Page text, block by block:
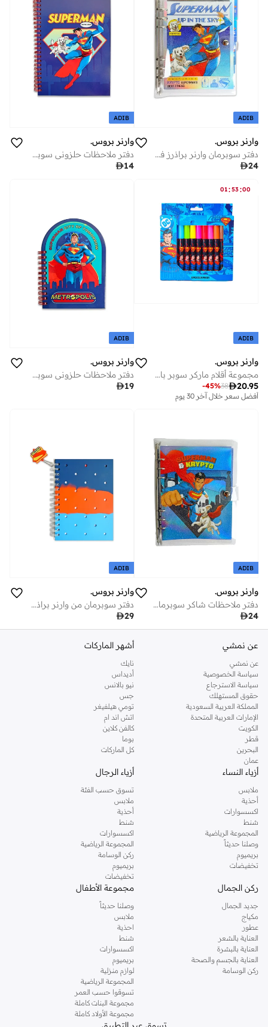
ADIB
وارنر بروس.
دفتر سوبرمان وارنر براذرز في السماء
24
ADIB
وارنر بروس.
دفتر ملاحظات حلزوني سوبرمان من وارنر براذرز
14
01:53:00
ADIB
وارنر بروس.
مجموعة أقلام ماركر سوبر باور سوبرمان من وارنر براذرز قطعة
20.95
38
-45%
أفضل سعر خلال آخر 30 يوم
ADIB
وارنر بروس.
دفتر ملاحظات حلزوني سوبرمان مدينة الغد من وارنر براذرز
19
ADIB
وارنر بروس.
دفتر ملاحظات شاكر سوبرمان من وارنر براذرز
24
ADIB
وارنر بروس.
دفتر سوبرمان من وارنر براذرز مع تعليقات
29
عن نمشي
عن نمشي
سياسة الخصوصية
سياسة الاسترجاع
حقوق المستهلك
المملكة العربية السعودية
الإمارات العربية المتحدة
الكويت
قطر
البحرين
عمان
أشهر الماركات
نايك
أديداس
نيو بالانس
جس
تومي هيلفيغر
اتش اند ام
كالفن كلاين
بوما
كل الماركات
أزياء النساء
ملابس
أحذية
اكسسوارات
شنط
المجموعة الرياضية
وصلنا حديثاً
بريميوم
تخفيضات
أزياء الرجال
تسوق حسب الفئة
ملابس
أحذية
شنط
اكسسوارات
المجموعة الرياضية
ركن الوسامة
بريميوم
تخفيضات
ركن الجمال
جديد الجمال
مكياج
عطور
العناية بالشعر
العناية بالبشرة
العناية بالجسم والصحة
ركن الوسامة
مجموعة الأطفال
وصلنا حديثاً
ملابس
احذية
شنط
اكسسوارات
بريميوم
لوازم منزلية
المجموعة الرياضية
تسوقوا حسب العمر
مجموعة البنات كاملة
مجموعة الأولاد كاملة